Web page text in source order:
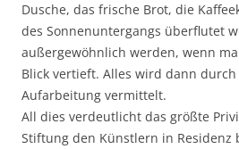
Dusche, das frische Brot, die
des Sonnenuntergangs überflutet
außergewöhnlich werden, wenn
Blick vertieft. Alles wird dann
Aufarbeitung vermittelt.
All dies verdeutlicht das größte
Stiftung den Künstlern in Residenz